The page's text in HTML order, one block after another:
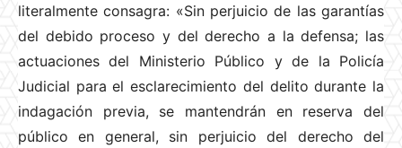
literalmente consagra: «Sin perjuicio de las garantías
del debido proceso y del derecho a la defensa; las
actuaciones del Ministerio Público y de la Policía
Judicial para el esclarecimiento del delito durante la
indagación previa, se mantendrán en reserva del
público en general, sin perjuicio del derecho del